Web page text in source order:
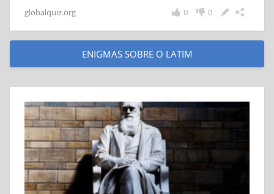
globalquiz.org 0
0
ENIGMAS SOBRE O LATIM